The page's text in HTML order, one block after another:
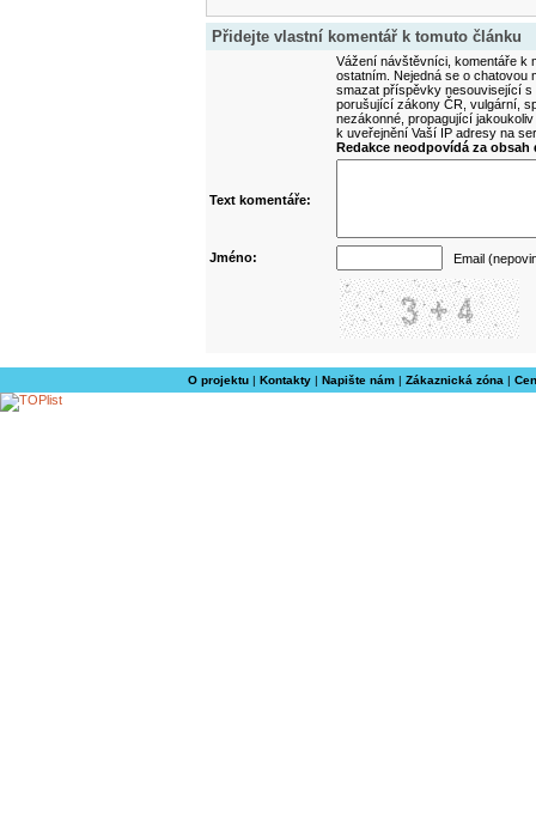
Přidejte vlastní komentář k tomuto článku
Vážení návštěvníci, komentáře k
ostatním. Nejedná se o
smazat příspěvky nesouvisející
porušující zákony ČR, vulgární,
nezákonné, propagující
k uveřejnění Vaší IP adresy na
Redakce neodpovídá za
Text komentáře:
Jméno: Email
O projektu| Kontakty| Napište nám| Zákaznická zóna |